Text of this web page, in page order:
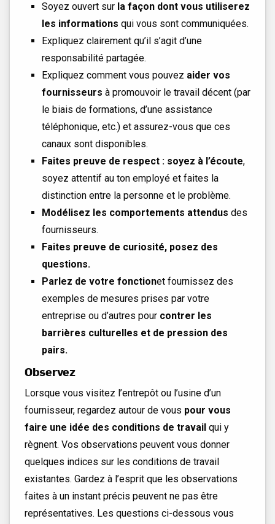
Soyez ouvert sur la façon dont vous utiliserez
les informations qui vous sont communiquées.
Expliquez clairement qu’il s’agit d’une
responsabilité partagée.
Expliquez comment vous pouvez aider vos
fournisseurs à promouvoir le travail décent (par
le biais de formations, d’une assistance
téléphonique, etc.) et assurez-vous que ces
canaux sont disponibles.
Faites preuve de respect : soyez à l’écoute,
soyez attentif au ton employé et faites la
distinction entre la personne et le problème.
Modélisez les comportements attendus des
fournisseurs.
Faites preuve de curiosité, posez des
questions.
Parlez de votre fonctionet fournissez des
exemples de mesures prises par votre
entreprise ou d’autres pour contrer les
barrières culturelles et de pression des
pairs.
Observez
Lorsque vous visitez l’entrepôt ou l’usine d’un
fournisseur, regardez autour de vous pour vous
faire une idée des conditions de travail qui y
règnent. Vos observations peuvent vous donner
quelques indices sur les conditions de travail
existantes. Gardez à l’esprit que les observations
faites à un instant précis peuvent ne pas être
représentatives. Les questions ci-dessous vous